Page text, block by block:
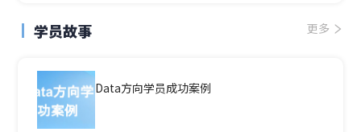
学员故事 更多
Data方向学员成功案例